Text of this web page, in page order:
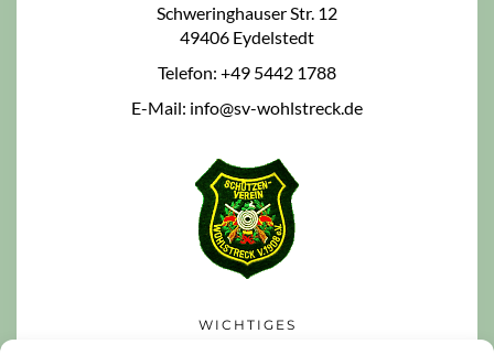
Schweringhauser Str. 12
49406 Eydelstedt
Telefon: +49 5442 1788
E-Mail: info@sv-wohlstreck.de
WICHTIGES